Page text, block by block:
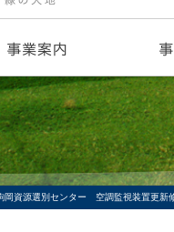
資源選別センター 空調監視装置更新